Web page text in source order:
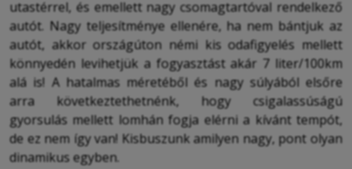
utastérrel, és emellett nagy csomagtartóval rendelkező
autót. Nagy teljesítménye ellenére, ha nem bántjuk az
autót, akkor országúton némi kis odafigyelés mellett
könnyedén levihetjük a fogyasztást akár 7 liter/100km
alá is! A hatalmas méretéből és nagy súlyából elsőre
arra következtethetnénk, hogy csigalassúságú
gyorsulás mellett lomhán fogja elérni a kívánt tempót,
de ez nem így van! Kisbuszunk amilyen nagy, pont olyan
dinamikus egyben.